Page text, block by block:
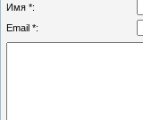
Имя *:
Email *: